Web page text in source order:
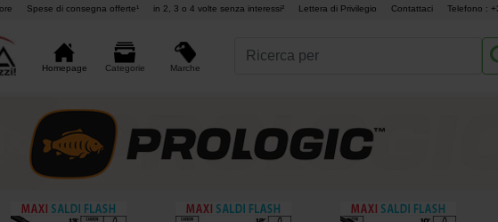
Spese di consegna offerte¹ in 2, 3 o 4 volte senza interessi² Lettera di Privilegio Contattaci Telefono :
Homepage Categorie Marche